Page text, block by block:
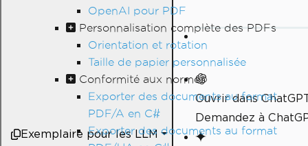
OpenAI pour PDF
Personnalisation complète des PDFs
Orientation et rotation
Taille de papier personnalisée
Conformité aux normes
Exporter des documents au format
PDF/A en C#
Exporter des documents au format
Exemplaire pour les LLM
Ouvrir dans
Demandez à